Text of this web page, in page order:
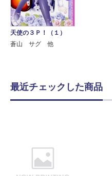
天使の３Ｐ！（１）
蒼山 サグ 他
最近チェックした商品